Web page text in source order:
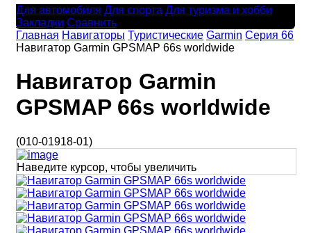
Для автомобиля Для спорта Для туризма и хобби
Закладки Сравнить
Главная Навигаторы Туристические Garmin Серия 66
Навигатор Garmin GPSMAP 66s worldwide
Навигатор Garmin
GPSMAP 66s worldwide
(010-01918-01)
Наведите курсор, чтобы увеличить